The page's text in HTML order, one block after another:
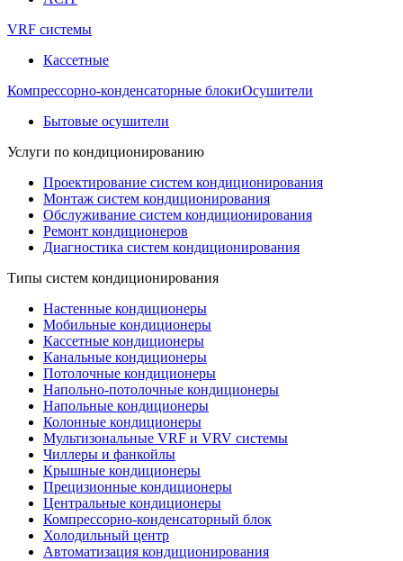
VRF системы
Кассетные
Компрессорно-конденсаторные блокиОсушители
Бытовые осушители
Услуги по кондиционированию
Проектирование систем кондиционирования
Монтаж систем кондиционирования
Обслуживание систем кондиционирования
Ремонт кондиционеров
Диагностика систем кондиционирования
Типы систем кондиционирования
Настенные кондиционеры
Мобильные кондиционеры
Кассетные кондиционеры
Канальные кондиционеры
Потолочные кондиционеры
Напольно-потолочные кондиционеры
Напольные кондиционеры
Колонные кондиционеры
Мультизональные VRF и VRV системы
Чиллеры и фанкойлы
Крышные кондиционеры
Прецизионные кондиционеры
Центральные кондиционеры
Компрессорно-конденсаторный блок
Холодильный центр
Автоматизация кондиционирования